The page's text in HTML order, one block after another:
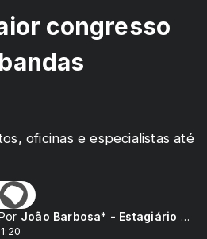
congresso
oficinas e especialistas até
João Barbosa* - Estagiário da Rádio Nacional